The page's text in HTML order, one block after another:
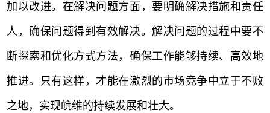
加以改进。在解决问题方面，要明确解决措施和责任
人，确保问题得到有效解决。解决问题的过程中要不
断探索和优化方式方法，确保工作能够持续、高效地
推进。只有这样，才能在激烈的市场竞争中立于不败
之地，实现皖维的持续发展和壮大。